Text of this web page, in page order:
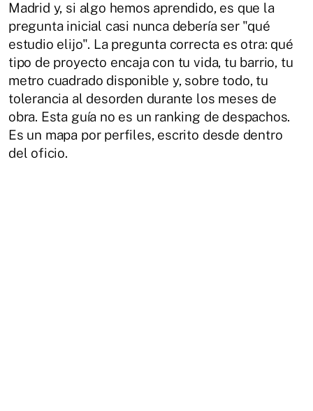
Madrid y, si algo hemos aprendido, es que la
pregunta inicial casi nunca debería ser "qué
estudio elijo". La pregunta correcta es otra: qué
tipo de proyecto encaja con tu vida, tu barrio, tu
metro cuadrado disponible y, sobre todo, tu
tolerancia al desorden durante los meses de
obra. Esta guía no es un ranking de despachos.
Es un mapa por perfiles, escrito desde dentro
del oficio.